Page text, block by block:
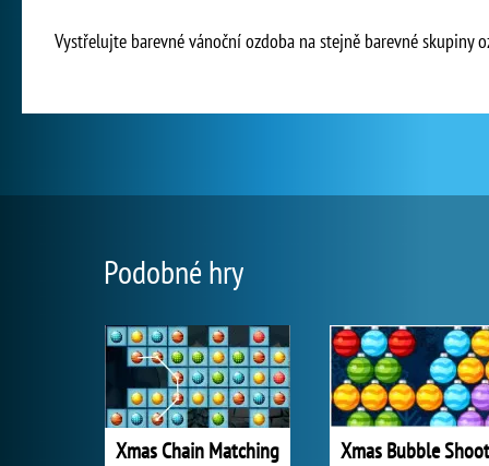
Vystřelujte barevné vánoční ozdoba na stejně barevné skupiny
Podobné hry
Xmas Chain Matching Xmas Bubble